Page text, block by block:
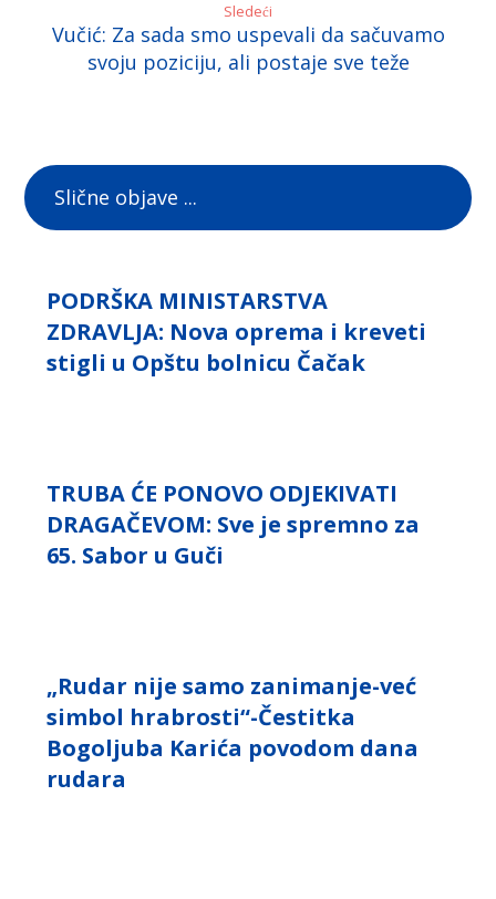
Sledeći
Vučić: Za sada smo uspevali da sačuvamo
svoju poziciju, ali postaje sve teže
Slične objave ...
PODRŠKA MINISTARSTVA
ZDRAVLJA: Nova oprema i kreveti
stigli u Opštu bolnicu Čačak
TRUBA ĆE PONOVO ODJEKIVATI
DRAGAČEVOM: Sve je spremno za
65. Sabor u Guči
„Rudar nije samo zanimanje-već
simbol hrabrosti“-Čestitka
Bogoljuba Karića povodom dana
rudara